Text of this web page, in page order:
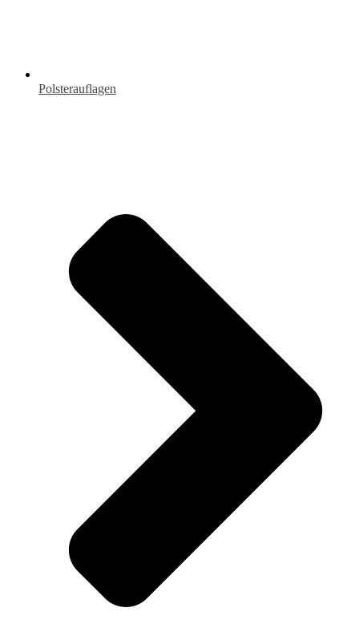
Polsterauflagen